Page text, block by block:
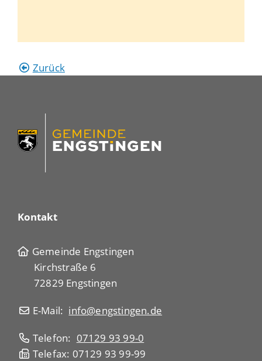
Zurück
Kontakt
Gemeinde Engstingen
Kirchstraße 6
72829 Engstingen
E-Mail: info@engstingen.de
Telefon: 07129 93 99-0
Telefax: 07129 93 99-99